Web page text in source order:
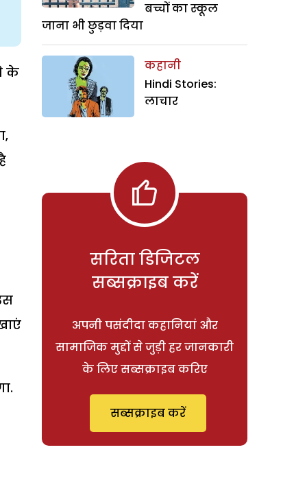
के
बच्चों का स्कूल
जाना भी छुड़वा दिया
कहानी
Hindi Stories:
लाचार
सरिता डिजिटल
सब्सक्राइब करें
अपनी पसंदीदा कहानियां और
सामाजिक मुद्दों से जुड़ी हर जानकारी
के लिए सब्सक्राइब करिए
सब्सक्राइब करें